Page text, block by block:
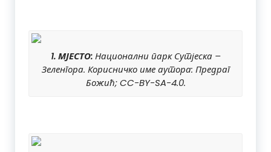
1. МЈЕСТО:Национални парк Сутјеска –
Зеленгора. Корисничко име аутора: Предраг
Божић; CC-BY-SA-4.0.